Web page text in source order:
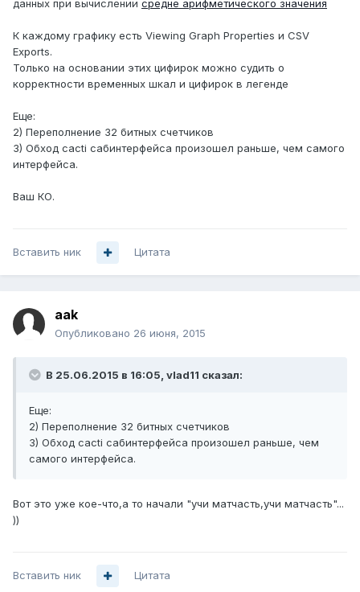
данных при вычислении средне арифметического значения
К каждому графику есть Viewing Graph Properties и CSV
Exports.
Только на основании этих цифирок можно судить о
корректности временных шкал и цифирок в легенде
Еще:
2) Переполнение 32 битных счетчиков
3) Обход cacti сабинтерфейса произошел раньше, чем самого
интерфейса.
Ваш КО.
Вставить ник Цитата
aak
Опубликовано 26 июня, 2015
В 25.06.2015 в 16:05, vlad11 сказал:
Еще:
2) Переполнение 32 битных счетчиков
3) Обход cacti сабинтерфейса произошел раньше, чем
самого интерфейса.
Вот это уже кое-что,а то начали "учи матчасть,учи матчасть"...
))
Вставить ник Цитата